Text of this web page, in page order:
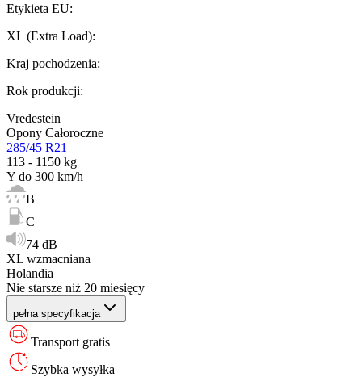
Etykieta EU:
XL (Extra Load):
Kraj pochodzenia:
Rok produkcji:
Vredestein
Opony Całoroczne
285/45 R21
113 - 1150 kg
Y do 300 km/h
B
C
74 dB
XL wzmacniana
Holandia
Nie starsze niż 20 miesięcy
pełna specyfikacja
Transport gratis
Szybka wysyłka